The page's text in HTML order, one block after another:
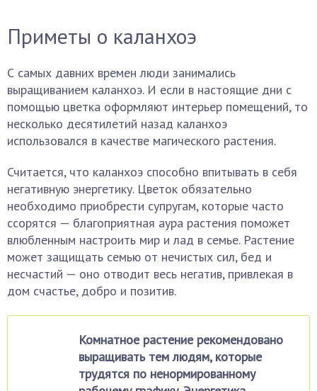
Приметы о каланхоэ
С самых давних времен люди занимались
выращиванием каланхоэ. И если в настоящие дни с
помощью цветка оформляют интерьер помещений, то
несколько десятилетий назад каланхоэ
использовался в качестве магического растения.
Считается, что каланхоэ способно впитывать в себя
негативную энергетику. Цветок обязательно
необходимо приобрести супругам, которые часто
ссорятся — благоприятная аура растения поможет
влюбленным настроить мир и лад в семье. Растение
может защищать семью от нечистых сил, бед и
несчастий — оно отводит весь негатив, привлекая в
дом счастье, добро и позитив.
Комнатное растение рекомендовано
выращивать тем людям, которые
трудятся по ненормированному